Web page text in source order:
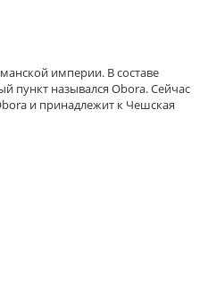
империи. В составе
пункт назывался Obora. Сейчас
и принадлежит к Чешская